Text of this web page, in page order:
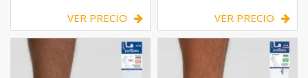
VER PRECIO VER PRECIO